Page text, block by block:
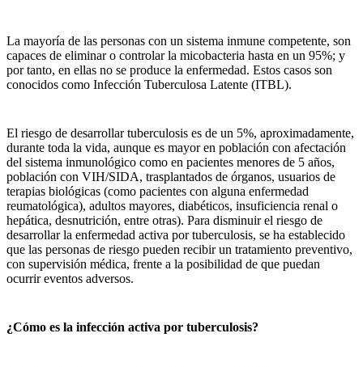
La mayoría de las personas con un sistema inmune competente, son
capaces de eliminar o controlar la micobacteria hasta en un 95%; y
por tanto, en ellas no se produce la enfermedad. Estos casos son
conocidos como Infección Tuberculosa Latente (ITBL).
El riesgo de desarrollar tuberculosis es de un 5%, aproximadamente,
durante toda la vida, aunque es mayor en población con afectación
del sistema inmunológico como en pacientes menores de 5 años,
población con VIH/SIDA, trasplantados de órganos, usuarios de
terapias biológicas (como pacientes con alguna enfermedad
reumatológica), adultos mayores, diabéticos, insuficiencia renal o
hepática, desnutrición, entre otras). Para disminuir el riesgo de
desarrollar la enfermedad activa por tuberculosis, se ha establecido
que las personas de riesgo pueden recibir un tratamiento preventivo,
con supervisión médica, frente a la posibilidad de que puedan
ocurrir eventos adversos.
¿Cómo es la infección activa por tuberculosis?